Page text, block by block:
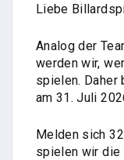
Liebe
Analog der
werden wir,
spielen. Daher
am 31. Juli
Melden sich
spielen wir die